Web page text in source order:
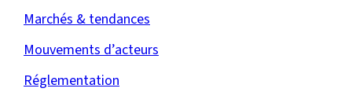
Marchés & tendances
Mouvements d’acteurs
Réglementation